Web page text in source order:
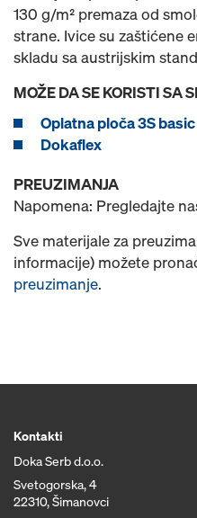
130 g/m² premaza od
strane. Ivice su zaštićene
skladu sa austrijskim
MOŽE DA SE KORISTI SA
Oplatna ploča 3S basic
Dokaflex
PREUZIMANJA
Napomena: Pregledajte
Sve materijale za
informacije) možete
preuzimanje.
Kontakti
Doka Serb d.o.o.
Svetogorska, 4
22310, Šimanovci